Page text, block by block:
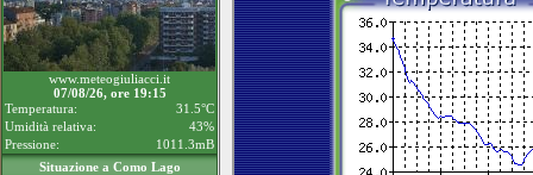
www.meteogiuliacci.it
07/08/26, ore 19:15
Temperatura:
31.5°C
Umidità relativa:
43%
Pressione:
1011.3mB
Situazione a Como Lago